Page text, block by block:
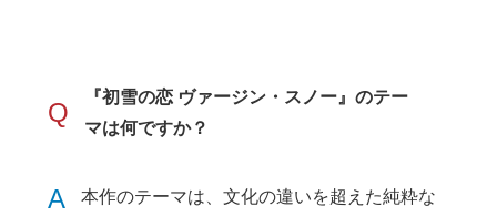
Q
『初雪の恋 ヴァージン・スノー』のテー
マは何ですか？
A
本作のテーマは、文化の違いを超えた純粋な